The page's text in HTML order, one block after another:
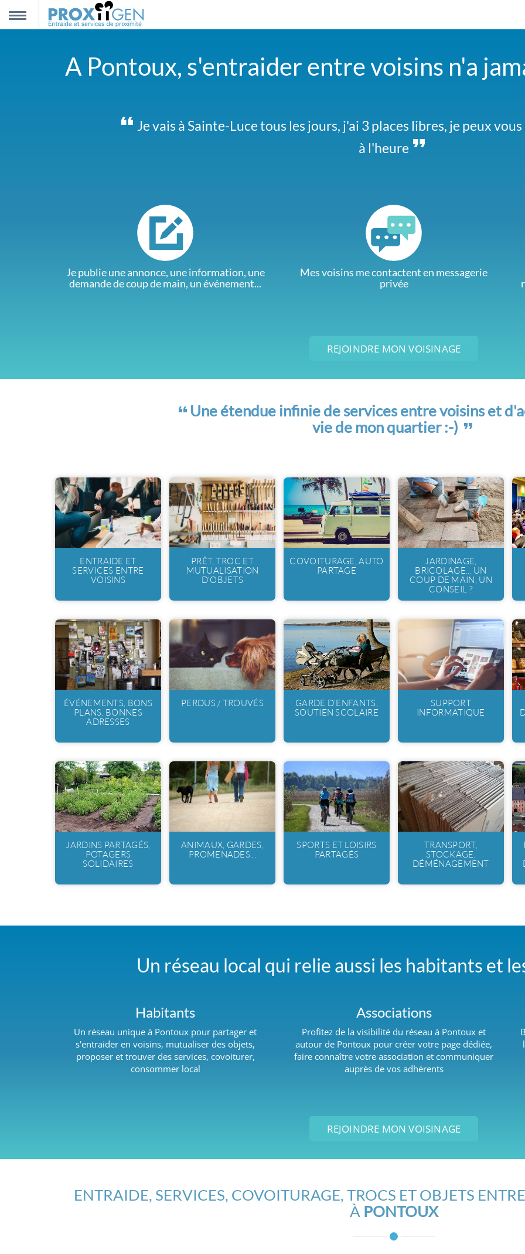
A Pontoux, s'entraider entre voisins n'a
Je vais à Sainte-Luce tous les jours, j'ai 3 places libres, je peux
à l'heure
Nous sommes 2 et cherchons un covoiturage pour aller au
nous signe si vous y allez aussi
Je publie une annonce, une information, une
demande de coup de main, un événement...
Mes voisins me contactent en messagerie
privée
REJOINDRE MON VOISINAGE
Une étendue infinie de services entre voisins et
vie de mon quartier :-)
ENTRAIDE ET
SERVICES ENTRE
VOISINS
PRÊT, TROC ET
MUTUALISATION
D'OBJETS
COVOITURAGE, AUTO
PARTAGE
JARDINAGE,
BRICOLAGE... UN
COUP DE MAIN, UN
CONSEIL ?
ÉVÉNEMENTS, BONS
PLANS, BONNES
ADRESSES
PERDUS / TROUVÉS
GARDE D'ENFANTS,
SOUTIEN SCOLAIRE
SUPPORT
INFORMATIQUE
JARDINS PARTAGÉS,
POTAGERS
SOLIDAIRES
ANIMAUX, GARDES,
PROMENADES...
SPORTS ET LOISIRS
PARTAGÉS
TRANSPORT,
STOCKAGE,
DÉMÉNAGEMENT
Un réseau local qui relie aussi les habitants et
Habitants
Un réseau unique à Pontoux pour partager et
s'entraider en voisins, mutualiser des objets,
proposer et trouver des services, covoiturer,
consommer local
Associations
Profitez de la visibilité du réseau à Pontoux et
autour de Pontoux pour créer votre page dédiée,
faire connaître votre association et communiquer
auprès de vos adhérents
REJOINDRE MON VOISINAGE
ENTRAIDE, SERVICES, COVOITURAGE, TROCS ET OBJETS
À PONTOUX